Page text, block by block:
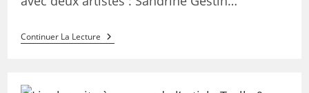
Continuer La Lecture